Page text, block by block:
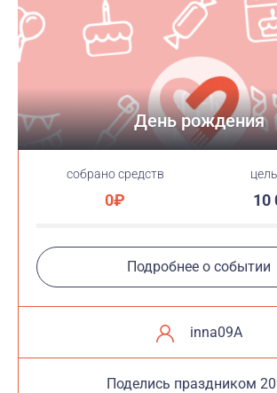
День рождения
cобрано средств
0₽ 10
Подробнее о событии
inna09A
Поделись праздником